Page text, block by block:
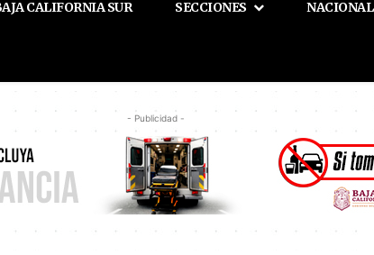
CALIFORNIA SUR SECCIONES NACIONAL
- Publicidad -